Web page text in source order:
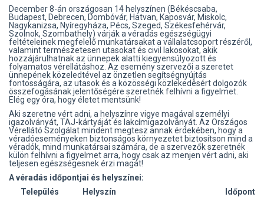
December 8-án országosan 14 helyszínen (Békéscsaba,
Budapest, Debrecen, Dombóvár, Hatvan, Kaposvár, Miskolc,
Nagykanizsa, Nyíregyháza, Pécs, Szeged, Székesfehérvár,
Szolnok, Szombathely) várják a véradás egészségügyi
feltételeinek megfelelő munkatársakat a vállalatcsoport részéről,
valamint természetesen utasokat és civil lakosokat, akik
hozzájárulhatnak az ünnepek alatti kiegyensúlyozott és
folyamatos vérellátáshoz. Az esemény szervezői a szeretet
ünnepének közeledtével az önzetlen segítségnyújtás
fontosságára, az utasok és a közösségi közlekedésért dolgozók
összefogásának jelentőségére szeretnék felhívni a figyelmet.
Elég egy óra, hogy életet mentsünk!
Aki szeretne vért adni, a helyszínre vigye magával személyi
igazolványát, TAJ-kártyáját és lakcímigazolványát. Az Országos
Vérellátó Szolgálat mindent megtesz annak érdekében, hogy a
véradóeseményeken biztonságos környezetet biztosítson mind a
véradók, mind munkatársai számára, de a szervezők szeretnék
külön felhívni a figyelmet arra, hogy csak az menjen vért adni, aki
teljesen egészségesnek érzi magát!
A véradás időpontjai és helyszínei:
Település
Helyszín Időpont